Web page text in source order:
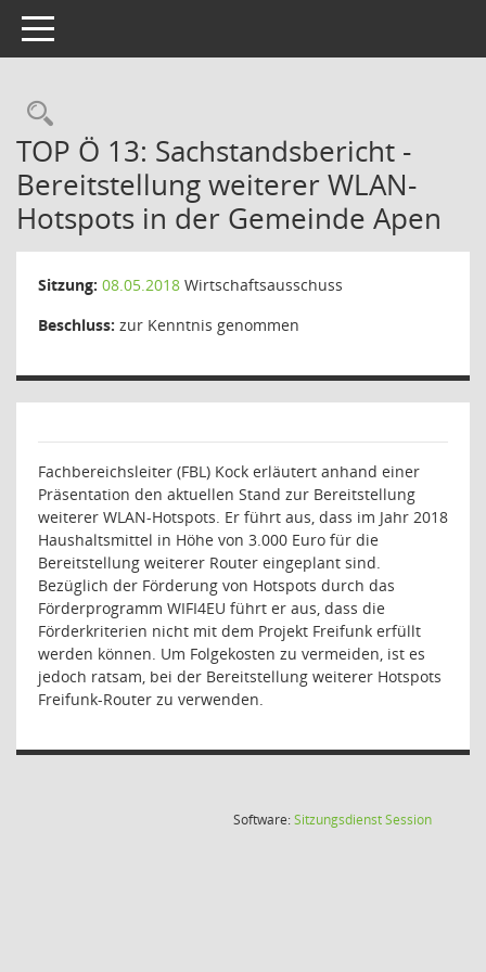
Toggle navigation
Rechercheauswahl
TOP Ö 13: Sachstandsbericht -
Bereitstellung weiterer WLAN-
Hotspots in der Gemeinde Apen
Sitzung: 08.05.2018 Wirtschaftsausschuss
Beschluss: zur Kenntnis genommen
Fachbereichsleiter (FBL) Kock erläutert anhand einer
Präsentation den aktuellen Stand zur Bereitstellung
weiterer WLAN-Hotspots. Er führt aus, dass im Jahr 2018
Haushaltsmittel in Höhe von 3.000 Euro für die
Bereitstellung weiterer Router eingeplant sind.
Bezüglich der Förderung von Hotspots durch das
Förderprogramm WIFI4EU führt er aus, dass die
Förderkriterien nicht mit dem Projekt Freifunk erfüllt
werden können. Um Folgekosten zu vermeiden, ist es
jedoch ratsam, bei der Bereitstellung weiterer Hotspots
Freifunk-Router zu verwenden.
Software:SitzungsdienstSession(Wird in